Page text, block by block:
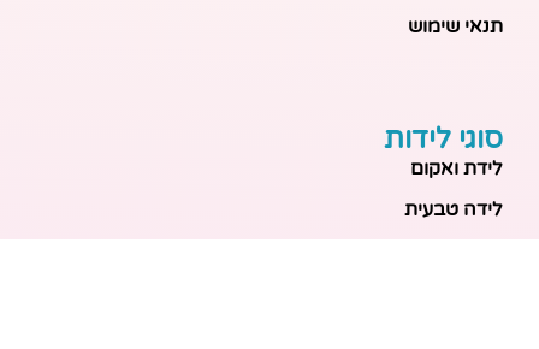
תנאי שימוש
סוגי לידות
לידת ואקום
לידה טבעית